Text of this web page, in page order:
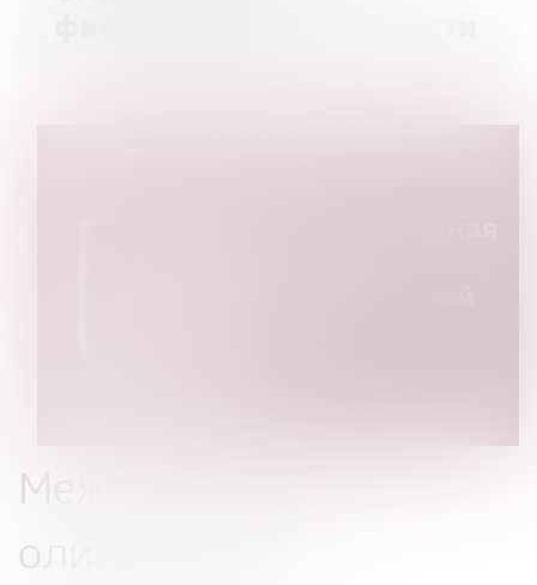
Международная
олимпиада по